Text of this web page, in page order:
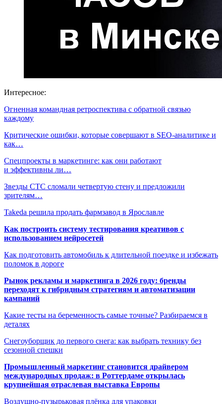
Интересное:
Огненная командная ретроспектива с обратной связью
каждому
Критические ошибки, которые совершают в SEO-аналитике и
как…
Спецпроекты в маркетинге: как они работают
и эффективны ли…
Звезды СТС сломали четвертую стену и предложили
зрителям…
Takeda решила продать фармзавод в Ярославле
Как построить систему тестирования креативов с
использованием нейросетей
Как подготовить автомобиль к длительной поездке и избежать
поломок в дороге
Рынок рекламы и маркетинга в 2026 году: бренды
переходят к гибридным стратегиям и автоматизации
кампаний
Какие тесты на беременность самые точные? Разбираемся в
деталях
Снегоуборщик до первого снега: как выбрать технику без
сезонной спешки
Промышленный маркетинг становится драйвером
международных продаж: в Роттердаме открылась
крупнейшая отраслевая выставка Европы
Воздушно-пузырьковая плёнка для упаковки